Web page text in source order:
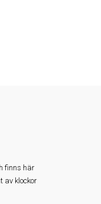
finns här
av klockor